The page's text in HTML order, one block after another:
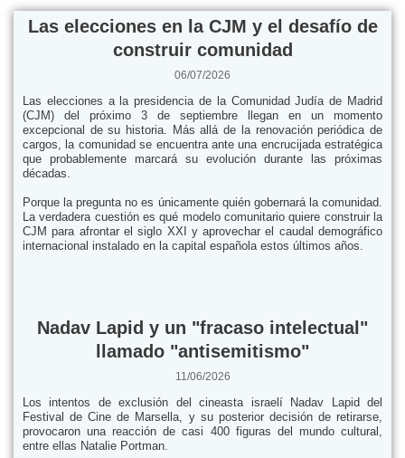
Las elecciones en la CJM y el desafío de
construir comunidad
06/07/2026
Las elecciones a la presidencia de la Comunidad Judía de Madrid
(CJM) del próximo 3 de septiembre llegan en un momento
excepcional de su historia. Más allá de la renovación periódica de
cargos, la comunidad se encuentra ante una encrucijada estratégica
que probablemente marcará su evolución durante las próximas
décadas.
Porque la pregunta no es únicamente quién gobernará la comunidad.
La verdadera cuestión es qué modelo comunitario quiere construir la
CJM para afrontar el siglo XXI y aprovechar el caudal demográfico
internacional instalado en la capital española estos últimos años.
Nadav Lapid y un "fracaso intelectual"
llamado "antisemitismo"
11/06/2026
Los intentos de exclusión del cineasta israelí Nadav Lapid del
Festival de Cine de Marsella, y su posterior decisión de retirarse,
provocaron una reacción de casi 400 figuras del mundo cultural,
entre ellas Natalie Portman.